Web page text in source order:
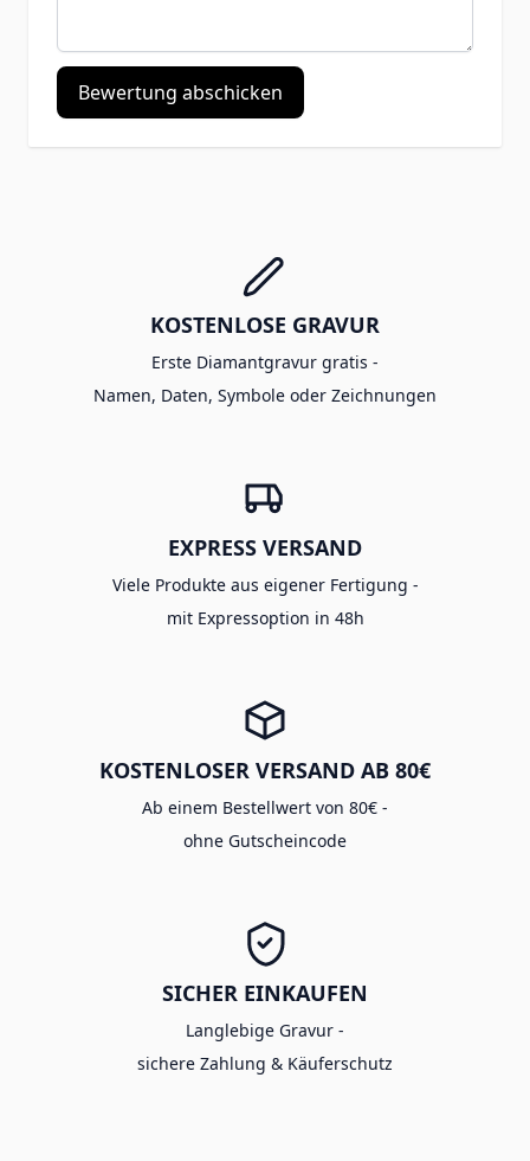
Bewertung abschicken
KOSTENLOSE GRAVUR
Erste Diamantgravur gratis -
Namen, Daten, Symbole oder Zeichnungen
EXPRESS VERSAND
Viele Produkte aus eigener Fertigung -
mit Expressoption in 48h
KOSTENLOSER VERSAND AB 80€
Ab einem Bestellwert von 80€ -
ohne Gutscheincode
SICHER EINKAUFEN
Langlebige Gravur -
sichere Zahlung & Käuferschutz